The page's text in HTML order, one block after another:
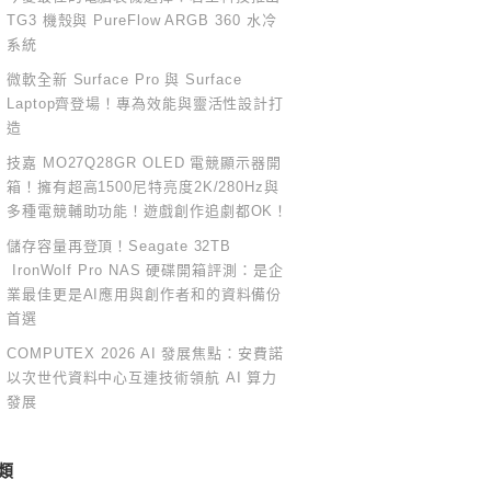
TG3 機殼與 PureFlow ARGB 360 水冷
系統
微軟全新 Surface Pro 與 Surface
Laptop齊登場！專為效能與靈活性設計打
造
技嘉 MO27Q28GR OLED 電競顯示器開
箱！擁有超高1500尼特亮度2K/280Hz與
多種電競輔助功能！遊戲創作追劇都OK！
儲存容量再登頂！Seagate 32TB
IronWolf Pro NAS 硬碟開箱評測：是企
業最佳更是AI應用與創作者和的資料備份
首選
COMPUTEX 2026 AI 發展焦點：安費諾
以次世代資料中心互連技術領航 AI 算力
發展